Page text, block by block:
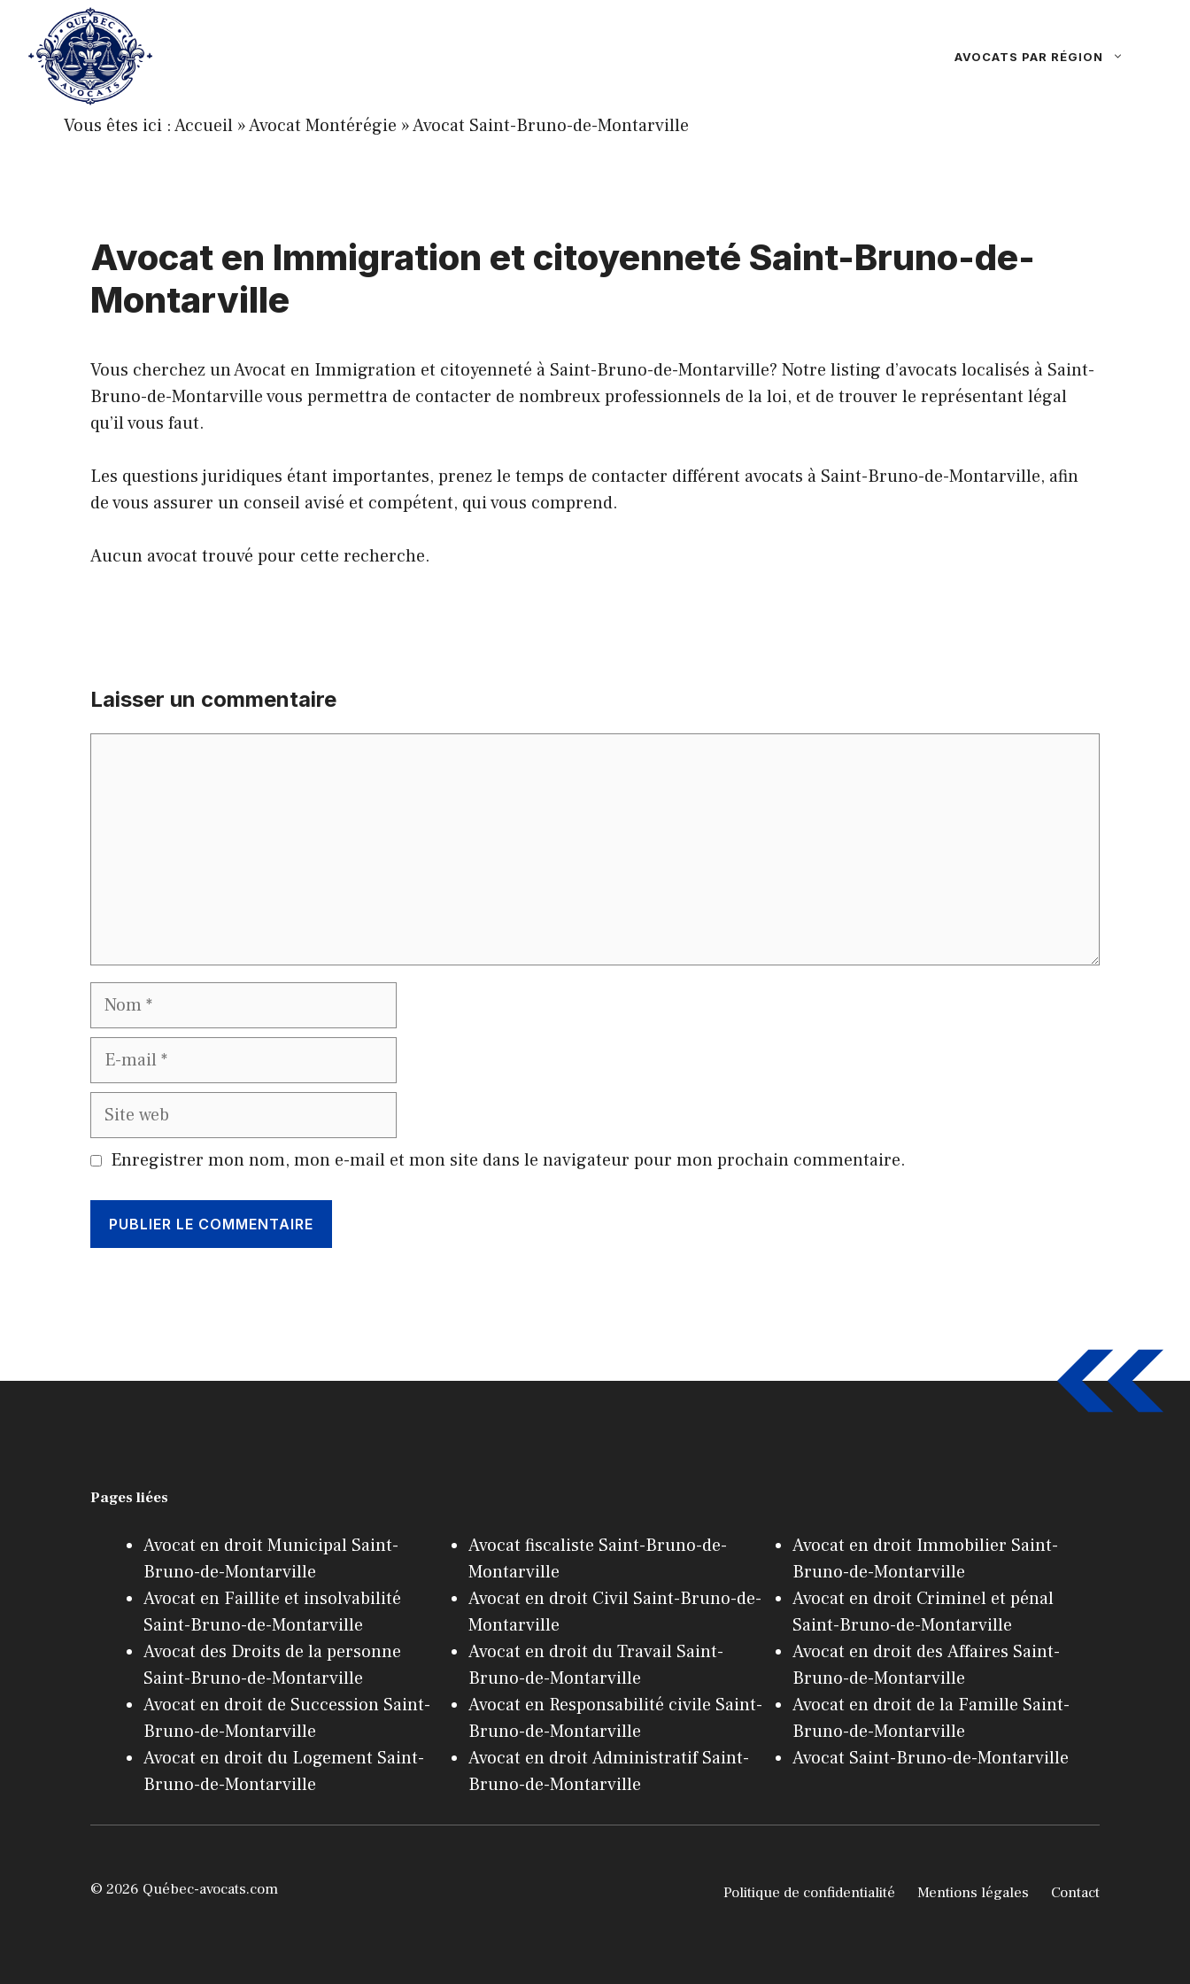
contenu
AVOCATS PAR RÉGION
Vous êtes ici :Accueil »Avocat Montérégie »Avocat Saint-Bruno-de-Montarville
Avocat en Immigration et citoyenneté Saint-Bruno-de-
Montarville
Vous cherchez un Avocat en Immigration et citoyenneté à Saint-Bruno-de-Montarville? Notre listing d’avocats localisés à Saint-
Bruno-de-Montarville vous permettra de contacter de nombreux professionnels de la loi, et de trouver le représentant légal
qu’il vous faut.
Les questions juridiques étant importantes, prenez le temps de contacter différent avocats à Saint-Bruno-de-Montarville, afin
de vous assurer un conseil avisé et compétent, qui vous comprend.
Aucun avocat trouvé pour cette recherche.
Laisser un commentaire
Nom
E-
mail
Site
web
Enregistrer mon nom, mon e-mail et mon site dans le navigateur pour mon prochain commentaire.
Pages liées
Avocat en droit Municipal Saint-
Bruno-de-Montarville
Avocat en Faillite et insolvabilité
Saint-Bruno-de-Montarville
Avocat des Droits de la personne
Saint-Bruno-de-Montarville
Avocat en droit de Succession Saint-
Bruno-de-Montarville
Avocat en droit du Logement Saint-
Bruno-de-Montarville
Avocat fiscaliste Saint-Bruno-de-
Montarville
Avocat en droit Civil Saint-Bruno-de-
Montarville
Avocat en droit du Travail Saint-
Bruno-de-Montarville
Avocat en Responsabilité civile Saint-
Bruno-de-Montarville
Avocat en droit Administratif Saint-
Bruno-de-Montarville
Avocat en droit Immobilier Saint-
Bruno-de-Montarville
Avocat en droit Criminel et pénal
Saint-Bruno-de-Montarville
Avocat en droit des Affaires Saint-
Bruno-de-Montarville
Avocat en droit de la Famille Saint-
Bruno-de-Montarville
Avocat Saint-Bruno-de-Montarville
© 2026 Québec-avocats.com Politique de confidentialité Mentions légales Contact